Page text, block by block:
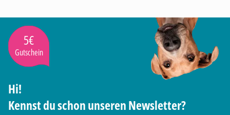
5€
Gutschein
Hi!
Kennst du schon unseren Newsletter?